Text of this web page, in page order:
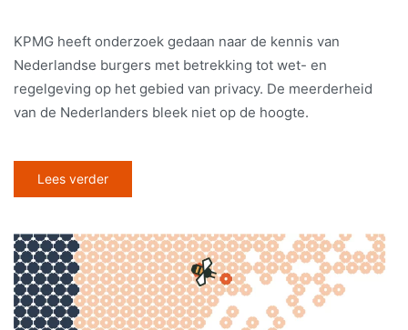
KPMG heeft onderzoek gedaan naar de kennis van
Nederlandse burgers met betrekking tot wet- en
regelgeving op het gebied van privacy. De meerderheid
van de Nederlanders bleek niet op de hoogte.
Lees verder